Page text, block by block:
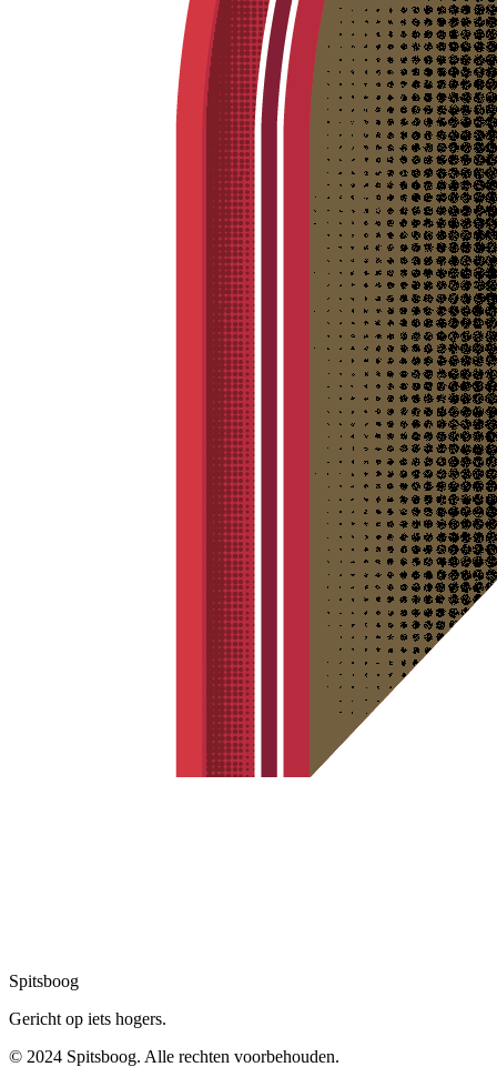
Spitsboog
Gericht op iets hogers.
© 2024 Spitsboog. Alle rechten voorbehouden.